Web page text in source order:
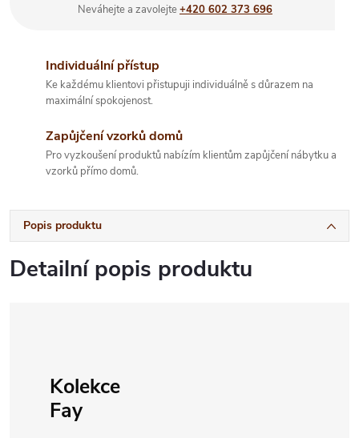
Neváhejte a zavolejte+420 602 373 696
Individuální přístup
Ke každému klientovi přistupuji individuálně s důrazem na
maximální spokojenost.
Zapůjčení vzorků domů
Pro vyzkoušení produktů nabízím klientům zapůjčení nábytku a
vzorků přímo domů.
Popis produktu
Detailní popis produktu
Kolekce
Fay